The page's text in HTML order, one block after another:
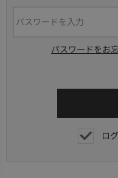
パスワードをお
ロ